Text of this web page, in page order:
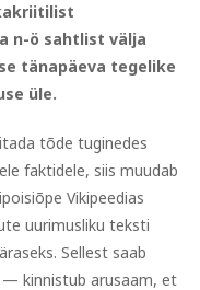
n-ö sahtlist välja
tänapäeva tegelike
üle.
tõde tuginedes
faktidele, siis muudab
Vikipeedias
uurimusliku teksti
Sellest saab
kinnistub arusaam, et